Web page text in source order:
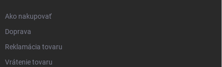
Ako nakupovať
Doprava
Reklamácia tovaru
Vrátenie tovaru